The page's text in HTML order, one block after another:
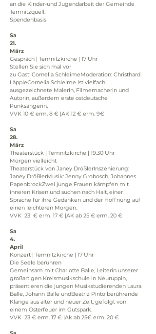
an die Kinder-und Jugendarbeit der Gemeinde
Temnitzquell.
Spendenbasis
Sa
21.
März
Gespräch | Temnitzkirche | 17 Uhr
Stellen Sie sich mal vor
zu Gast: Cornelia SchleimeModeration: Christhard
LäppleCornelia Schleime ist vielfach
ausgezeichnete Malerin, Filmemacherin und
Autorin, außerdem erste ostdeutsche
Punksängerin.
VVK 10 € erm. 8 € |AK 12 € erm. 9€
Sa
28.
März
Theaterstück | Temnitzkirche | 19.30 Uhr
Morgen vielleicht
Theaterstück von Janey DrößlerInszenierung:
Janey DrößlerMusik: Jenny Grobosch, Johannes
PapenbrockZwei junge Frauen kämpfen mit
inneren Krisen und suchen nach Halt, einer
Sprache für ihre Gedanken und der Hoffnung auf
einen leichteren Morgen.
VVK  23  € erm. 17 € |AK ab 25 € erm. 20 €
Sa
4.
April
Konzert | Temnitzkirche | 17 Uhr
Die Seele berühren
Gemeinsam mit Charlotte Balle, Leiterin unserer
großartigen Kreismusikschule in Neuruppin,
präsentieren die jungen Musikstudierenden Laura
Balle, Johann Balle undBeatriz Pinto berührende
Klänge aus alter und neuer Zeit, gefolgt von
einem Osterfeuer im Gutspark.
VVK  23 € erm. 17 € |Ak ab 25€ erm. 20 €